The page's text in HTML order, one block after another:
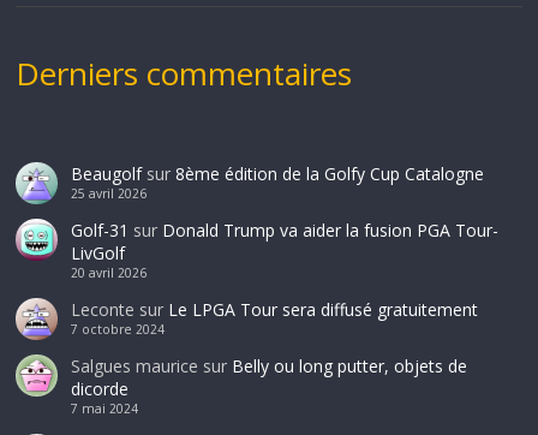
Derniers commentaires
Beaugolfsur 8ème édition de la Golfy Cup Catalogne
25 avril 2026
Golf-31 sur Donald Trump va aider la fusion PGA Tour-
LivGolf
20 avril 2026
Leconte sur Le LPGA Tour sera diffusé gratuitement
7 octobre 2024
Salgues maurice sur Belly ou long putter, objets de
dicorde
7 mai 2024